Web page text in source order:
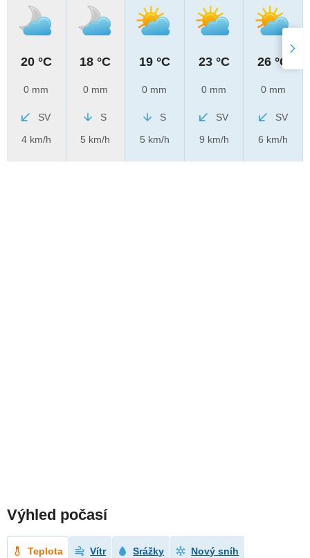
20 °C
0 mm
SV
4 km/h
18 °C
0 mm
S
5 km/h
19 °C
0 mm
S
5 km/h
23 °C
0 mm
SV
9 km/h
26 °C
0 mm
SV
6 km/h
Výhled počasí
Teplota Vítr Srážky Nový sníh